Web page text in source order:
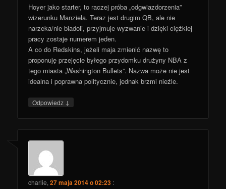
Hoyer jako starter, to raczej próba „odgwiazdorzenia”
wizerunku Manziela. Teraz jest drugim QB, ale nie
narzeka/nie biadoli, przyjmuje wyzwanie i dzięki ciężkiej
pracy zostaje numerem jeden.
A co do Redskins, jeżeli maja zmienić nazwę to
proponuję przejęcie byłego przydomku drużyny NBA z
tego miasta „Washington Bullets”. Nazwa może nie jest
idealna i poprawna politycznie, jednak brzmi nieźle.
Odpowiedz ↓
charlie,27 maja 2014 o 02:23 :